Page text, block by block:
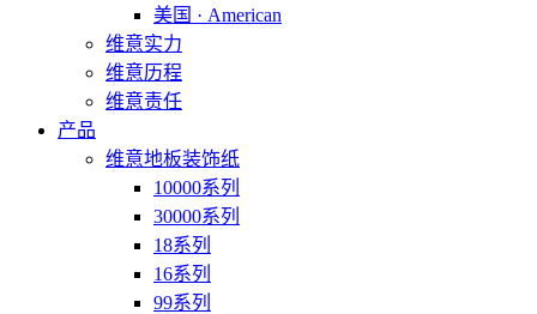
美国 · American
维意实力
维意历程
维意责任
产品
维意地板装饰纸
10000系列
30000系列
18系列
16系列
99系列